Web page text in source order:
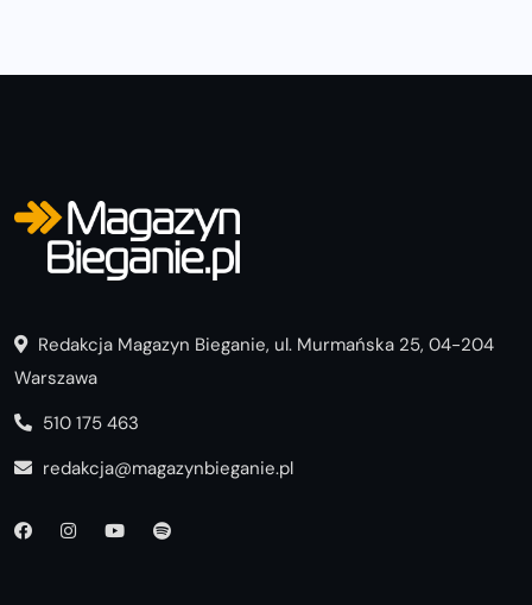
Redakcja Magazyn Bieganie, ul. Murmańska 25, 04-204
Warszawa
510 175 463
redakcja@magazynbieganie.pl